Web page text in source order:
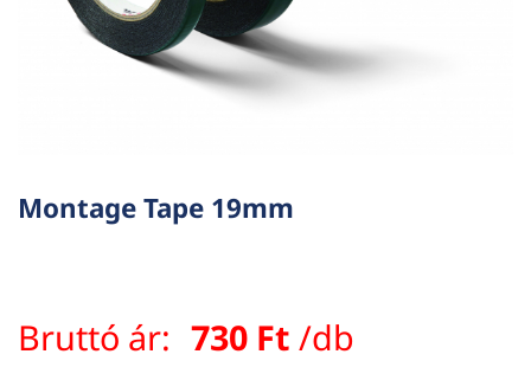
Montage Tape 19mm
Bruttó ár: 730 Ft /db